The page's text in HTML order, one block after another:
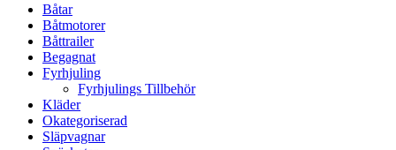
Båtar
Båtmotorer
Båttrailer
Begagnat
Fyrhjuling
Fyrhjulings Tillbehör
Kläder
Okategoriserad
Släpvagnar